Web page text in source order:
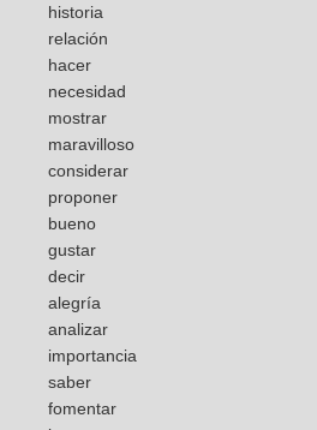
historia
relación
hacer
necesidad
mostrar
maravilloso
considerar
proponer
bueno
gustar
decir
alegría
analizar
importancia
saber
fomentar